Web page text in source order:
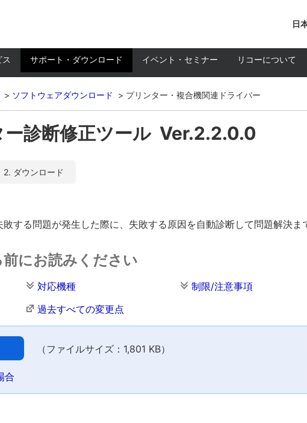
日
サポート・ダウンロード イベント・セミナー リコーについて
ソフトウェアダウンロード プリンター・複合機関連ドライバー
ー診断修正ツール Ver.2.2.0.0
2. ダウンロード
する問題が発生した際に、失敗する原因を自動診断して問題解決ま
にお読みください
対応機種 制限/注意事項
過去すべての変更点
（ファイルサイズ：1,801 KB）
合